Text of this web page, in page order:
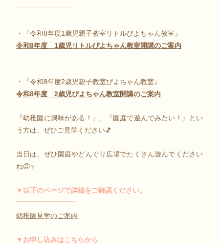
・『令和8年度1歳児親子教室リトルぴよちゃん教室』
令和8年度 1歳児リトルぴよちゃん教室開講のご案内
・『令和8年度2歳児親子教室ぴよちゃん教室』
令和8年度 2歳児ぴよちゃん教室開講のご案内
『幼稚園に興味がある！』、『園庭で遊んでみたい！』とい
う方は、ぜひご見学ください🎵
当日は、ぜひ園庭やどんぐり広場でたくさん遊んでください
ね😊✨
▼以下のページで詳細をご確認ください。
幼稚園見学のご案内
▼お申し込みはこちらから